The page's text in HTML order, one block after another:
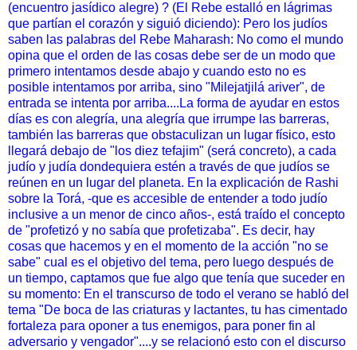
(encuentro jasídico alegre) ? (El Rebe estalló en lágrimas
que partían el corazón y siguió diciendo): Pero los judíos
saben las palabras del Rebe Maharash: No como el mundo
opina que el orden de las cosas debe ser de un modo que
primero intentamos desde abajo y cuando esto no es
posible intentamos por arriba, sino "Milejatjilá ariver", de
entrada se intenta por arriba....La forma de ayudar en estos
días es con alegría, una alegría que irrumpe las barreras,
también las barreras que obstaculizan un lugar físico, esto
llegará debajo de "los diez tefajim" (será concreto), a cada
judío y judía dondequiera estén a través de que judíos se
reúnen en un lugar del planeta. En la explicación de Rashi
sobre la Torá, -que es accesible de entender a todo judío
inclusive a un menor de cinco años-, está traído el concepto
de "profetizó y no sabía que profetizaba". Es decir, hay
cosas que hacemos y en el momento de la acción "no se
sabe" cual es el objetivo del tema, pero luego después de
un tiempo, captamos que fue algo que tenía que suceder en
su momento: En el transcurso de todo el verano se habló del
tema "De boca de las criaturas y lactantes, tu has cimentado
fortaleza para oponer a tus enemigos, para poner fin al
adversario y vengador"....y se relacionó esto con el discurso